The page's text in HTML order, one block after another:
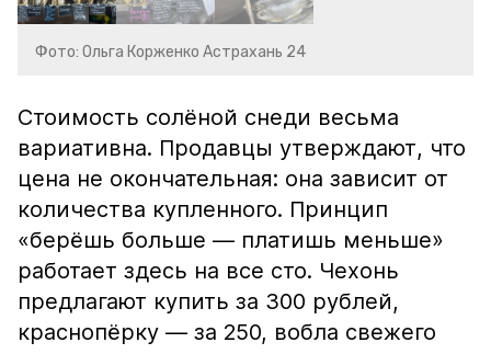
Фото: Ольга Корженко Астрахань 24
Стоимость солёной снеди весьма
вариативна. Продавцы утверждают, что
цена не окончательная: она зависит от
количества купленного. Принцип
«берёшь больше — платишь меньше»
работает здесь на все сто. Чехонь
предлагают купить за 300 рублей,
краснопёрку — за 250, вобла свежего